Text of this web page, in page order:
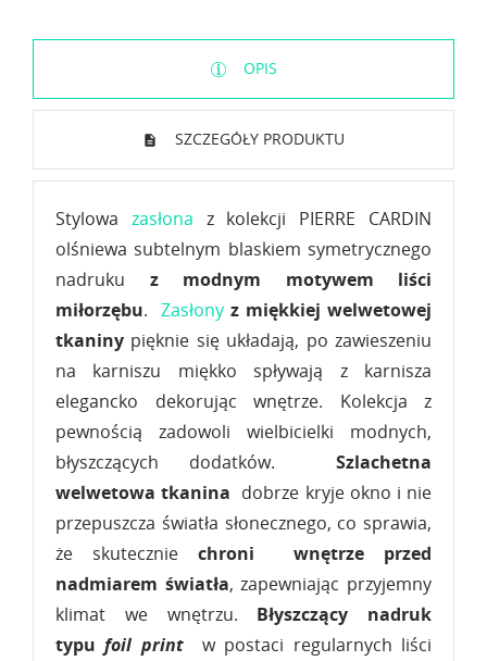
OPIS
SZCZEGÓŁY PRODUKTU
Stylowa zasłona z kolekcji PIERRE CARDIN
olśniewa subtelnym blaskiem symetrycznego
nadruku z modnym motywem liści
miłorzębu. Zasłony z miękkiej welwetowej
tkaniny pięknie się układają, po zawieszeniu
na karniszu miękko spływają z karnisza
elegancko dekorując wnętrze. Kolekcja z
pewnością zadowoli wielbicielki modnych,
błyszczących dodatków. Szlachetna
welwetowa tkanina dobrze kryje okno i nie
przepuszcza światła słonecznego, co sprawia,
że skutecznie chroni wnętrze przed
nadmiarem światła, zapewniając przyjemny
klimat we wnętrzu. Błyszczący nadruk
typufoil print
w postaci regularnych liści